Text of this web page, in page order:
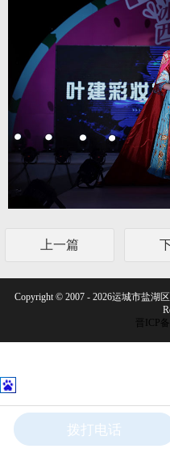
上一篇
Copyright © 2007 - 2026运城市盐湖
晋ICP备
电话咨询 在线咨询
拨打电话